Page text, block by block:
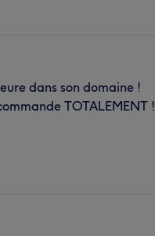
dans son domaine !
TOTALEMENT !